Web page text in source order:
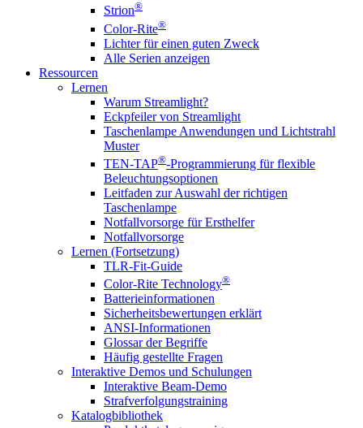
Strion®
Color-Rite®
Lichter für einen guten Zweck
Alle Serien anzeigen
Ressourcen
Lernen
Warum Streamlight?
Eckpfeiler von Streamlight
Taschenlampe Anwendungen und Lichtstrahl
Muster
TEN-TAP®-Programmierung für flexible
Beleuchtungsoptionen
Leitfaden zur Auswahl der richtigen
Taschenlampe
Notfallvorsorge für Ersthelfer
Notfallvorsorge
Lernen (Fortsetzung)
TLR-Fit-Guide
Color-Rite Technology®
Batterieinformationen
Sicherheitsbewertungen erklärt
ANSI-Informationen
Glossar der Begriffe
Häufig gestellte Fragen
Interaktive Demos und Schulungen
Interaktive Beam-Demo
Strafverfolgungstraining
Katalogbibliothek